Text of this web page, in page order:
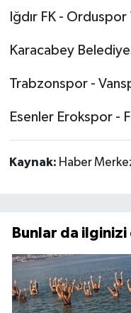
Iğdır FK -
Karacabey
Trabzonspor -
Esenler Erokspor -
Kaynak: Haber
Bunlar da